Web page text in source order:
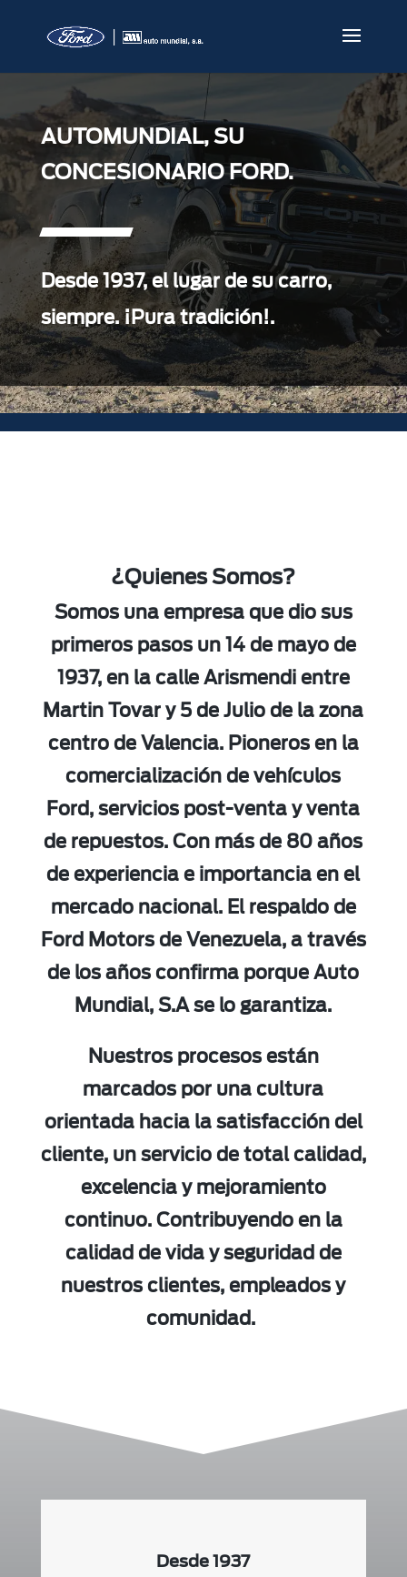
AUTOMUNDIAL, SU
CONCESIONARIO FORD.
Desde 1937, el lugar de su carro,
siempre. ¡Pura tradición!.
¿Quienes Somos?
Somos una empresa que dio sus
primeros pasos un 14 de mayo de
1937, en la calle Arismendi entre
Martin Tovar y 5 de Julio de la zona
centro de Valencia. Pioneros en la
comercialización de vehículos
Ford, servicios post-venta y venta
de repuestos. Con más de 80 años
de experiencia e importancia en el
mercado nacional. El respaldo de
Ford Motors de Venezuela, a través
de los años confirma porque Auto
Mundial, S.A se lo garantiza.
Nuestros procesos están
marcados por una cultura
orientada hacia la satisfacción del
cliente, un servicio de total calidad,
excelencia y mejoramiento
continuo. Contribuyendo en la
calidad de vida y seguridad de
nuestros clientes, empleados y
comunidad.
Desde 1937